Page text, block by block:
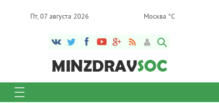
Пт, 07 августа 2026 Москва °C